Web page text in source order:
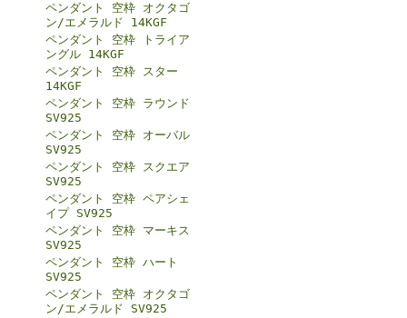
ペンダント 空枠 オクタゴ
ン/エメラルド 14KGF
ペンダント 空枠 トライア
ングル 14KGF
ペンダント 空枠 スター
14KGF
ペンダント 空枠 ラウンド
SV925
ペンダント 空枠 オーバル
SV925
ペンダント 空枠 スクエア
SV925
ペンダント 空枠 ペアシェ
イプ SV925
ペンダント 空枠 マーキス
SV925
ペンダント 空枠 ハート
SV925
ペンダント 空枠 オクタゴ
ン/エメラルド SV925